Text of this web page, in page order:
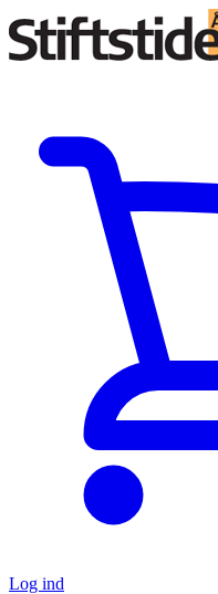
Log ind